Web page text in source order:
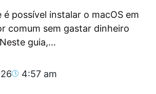
é possível instalar o macOS em
comum sem gastar dinheiro
guia,...
4:57 am